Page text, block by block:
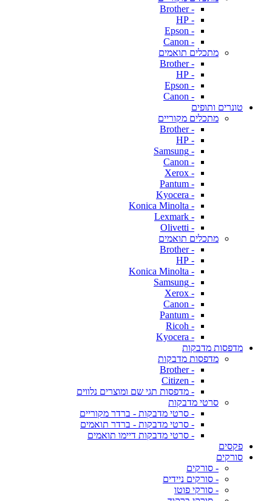
- Brother
- HP
- Epson
- Canon
מתכלים תואמים
- Brother
- HP
- Epson
- Canon
טונרים ותופים
מתכלים מקוריים
- Brother
- HP
- Samsung
- Canon
- Xerox
- Pantum
- Kyocera
- Konica Minolta
- Lexmark
- Olivetti
מתכלים תואמים
- Brother
- HP
- Konica Minolta
- Samsung
- Xerox
- Canon
- Pantum
- Ricoh
- Kyocera
מדפסות מדבקות
מדפסות מדבקות
- Brother
- Citizen
- מדפסות תגי שם ומוצרים נלווים
סרטי מדבקות
- סרטי מדבקות - ברדר מקוריים
- סרטי מדבקות - ברדר תואמים
- סרטי מדבקות דיימו תואמים
פקסים
סורקים
- סורקים
- סורקים ניידים
- סורקי פוטו